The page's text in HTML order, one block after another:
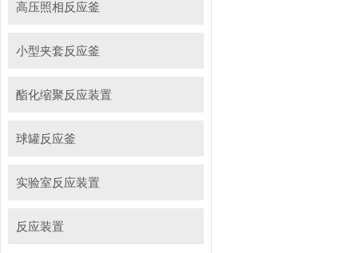
高压照相反应釜
小型夹套反应釜
酯化缩聚反应装置
球罐反应釜
实验室反应装置
反应装置